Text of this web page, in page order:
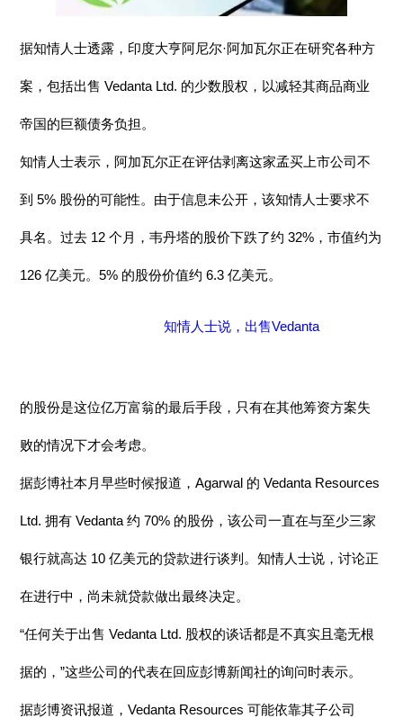
据知情人士透露，印度大亨阿尼尔·阿加瓦尔正在研究各种方
案，包括出售 Vedanta Ltd. 的少数股权，以减轻其商品商业
帝国的巨额债务负担。
知情人士表示，阿加瓦尔正在评估剥离这家孟买上市公司不
到 5% 股份的可能性。由于信息未公开，该知情人士要求不
具名。过去 12 个月，韦丹塔的股价下跌了约 32%，市值约为
126 亿美元。5% 的股份价值约 6.3 亿美元。
知情人士说，出售Vedanta
的股份是这位亿万富翁的最后手段，只有在其他筹资方案失
败的情况下才会考虑。
据彭博社本月早些时候报道，Agarwal 的 Vedanta Resources
Ltd. 拥有 Vedanta 约 70% 的股份，该公司一直在与至少三家
银行就高达 10 亿美元的贷款进行谈判。知情人士说，讨论正
在进行中，尚未就贷款做出最终决定。
“任何关于出售 Vedanta Ltd. 股权的谈话都是不真实且毫无根
据的，”这些公司的代表在回应彭博新闻社的询问时表示。
据彭博资讯报道，Vedanta Resources 可能依靠其子公司